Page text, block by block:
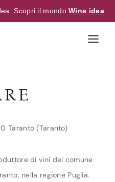
Scopri il mondoWine idea
Taranto (Taranto)
di vini del comune
nella regione Puglia.